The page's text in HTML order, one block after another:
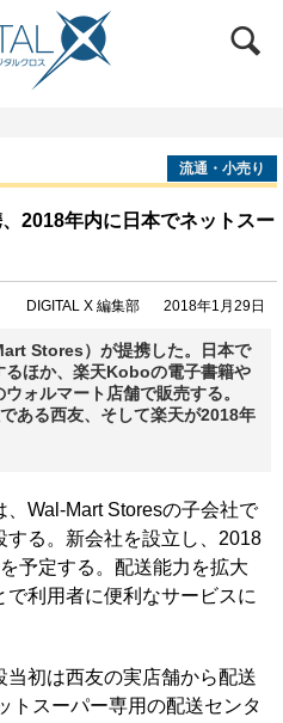
流通・小売り
2018年内に日本でネットスー
DIGITAL X 編集部 2018年1月29日
Stores）が提携した。日本で
ほか、楽天Koboの電子書籍や
ォルマート店舗で販売する。
ある西友、そして楽天が2018年
Wal-Mart Storesの子会社で
する。新会社を設立し、2018
予定する。配送能力を拡大
利用者に便利なサービスに
初は西友の実店舗から配送
トスーパー専用の配送センタ